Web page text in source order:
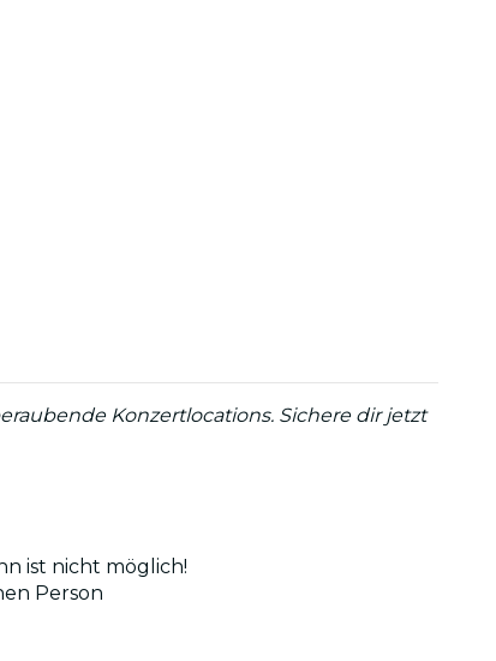
Konzertlocations. Sichere dir jetzt
ist nicht möglich!
Person